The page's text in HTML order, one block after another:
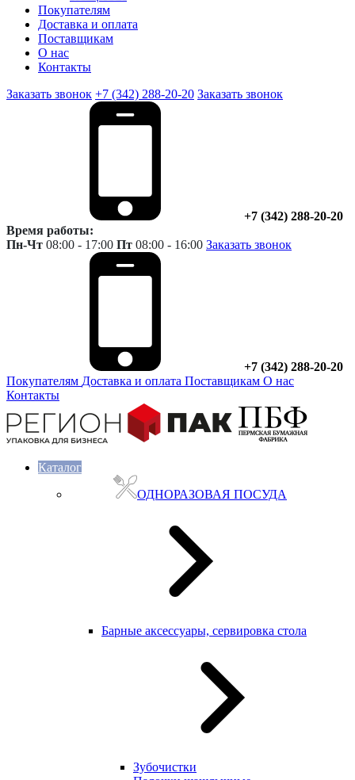
Покупателям
Доставка и оплата
Поставщикам
О нас
Контакты
Заказать звонок +7 (342) 288-20-20 Заказать звонок
+7 (342) 288-20-20
Время работы:
Пн-Чт 08:00 - 17:00 Пт 08:00 - 16:00 Заказать звонок
+7 (342) 288-20-20
Покупателям Доставка и оплата Поставщикам О нас
Контакты
Каталог
ОДНОРАЗОВАЯ ПОСУДА
Барные аксессуары, сервировка стола
Зубочистки